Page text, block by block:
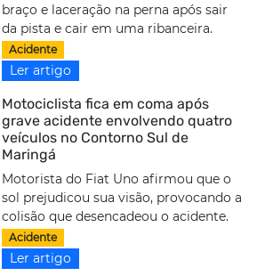
braço e laceração na perna após sair
da pista e cair em uma ribanceira.
Acidente
Ler artigo
Motociclista fica em coma após
grave acidente envolvendo quatro
veículos no Contorno Sul de
Maringá
Motorista do Fiat Uno afirmou que o
sol prejudicou sua visão, provocando a
colisão que desencadeou o acidente.
Acidente
Ler artigo